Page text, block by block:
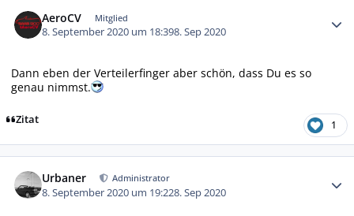
AeroCV Mitglied
8. September 2020 um 18:398. Sep 2020
Dann eben der Verteilerfinger aber schön, dass Du es so
genau nimmst.
Zitat 1
Urbaner Administrator
8. September 2020 um 19:228. Sep 2020